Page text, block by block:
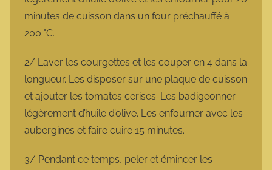
minutes de cuisson dans un four préchauffé à
200 °C.
2/ Laver les courgettes et les couper en 4 dans la
longueur. Les disposer sur une plaque de cuisson
et ajouter les tomates cerises. Les badigeonner
légèrement d’huile d’olive. Les enfourner avec les
aubergines et faire cuire 15 minutes.
3/ Pendant ce temps, peler et émincer les